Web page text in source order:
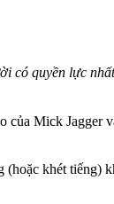
có quyền lực
của Mick Jagger
(hoặc khét tiếng)